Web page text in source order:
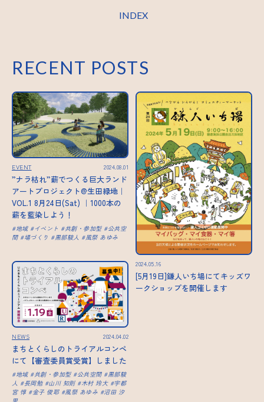
INDEX
RECENT POSTS
EVENT 2024.08.01
”ナラ枯れ”薪でつくる巨大ランド
アートプロジェクト@生田緑地｜
VOL.1 8月24日(Sat) ｜1000本の
薪を藍染しよう！
地域 イベント 共創・参加型
公共空
間
場づくり 黒部駿人 風祭 あゆみ
2024.05.16
[5月19日]鎌人いち場にてキッズワ
ークショップを開催します
NEWS 2024.04.02
まちとくらしのトライアルコンペ
にて【審査委員賞受賞】しました
地域 共創・参加型 公共空間
黒部駿
人
長岡勉 山川 知則 木村 玲大
宇都
宮 惇
金子 俊耶 風祭 あゆみ
沼田 汐